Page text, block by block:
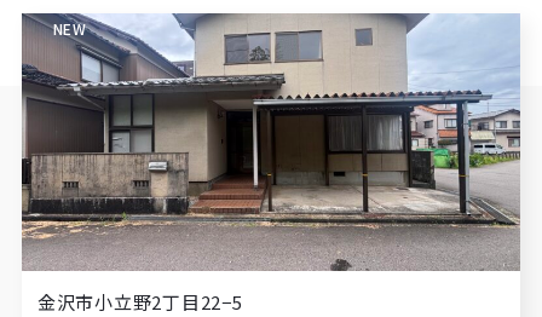
金沢市小立野2丁目22−5
NEW